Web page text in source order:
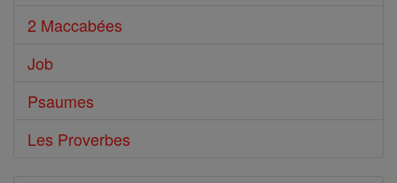
2 Maccabées
Job
Psaumes
Les Proverbes